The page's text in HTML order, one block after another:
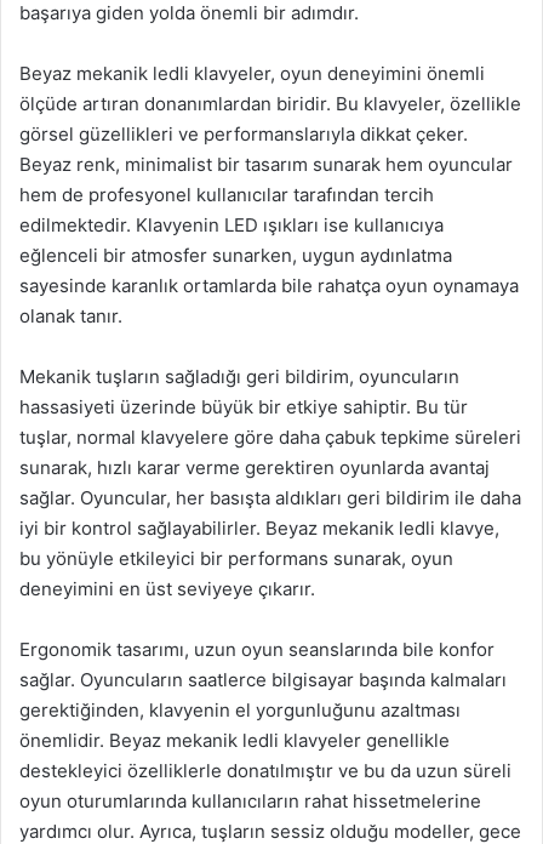
başarıya giden yolda önemli bir adımdır.
Beyaz mekanik ledli klavyeler, oyun deneyimini önemli
ölçüde artıran donanımlardan biridir. Bu klavyeler, özellikle
görsel güzellikleri ve performanslarıyla dikkat çeker.
Beyaz renk, minimalist bir tasarım sunarak hem oyuncular
hem de profesyonel kullanıcılar tarafından tercih
edilmektedir. Klavyenin LED ışıkları ise kullanıcıya
eğlenceli bir atmosfer sunarken, uygun aydınlatma
sayesinde karanlık ortamlarda bile rahatça oyun oynamaya
olanak tanır.
Mekanik tuşların sağladığı geri bildirim, oyuncuların
hassasiyeti üzerinde büyük bir etkiye sahiptir. Bu tür
tuşlar, normal klavyelere göre daha çabuk tepkime süreleri
sunarak, hızlı karar verme gerektiren oyunlarda avantaj
sağlar. Oyuncular, her basışta aldıkları geri bildirim ile daha
iyi bir kontrol sağlayabilirler. Beyaz mekanik ledli klavye,
bu yönüyle etkileyici bir performans sunarak, oyun
deneyimini en üst seviyeye çıkarır.
Ergonomik tasarımı, uzun oyun seanslarında bile konfor
sağlar. Oyuncuların saatlerce bilgisayar başında kalmaları
gerektiğinden, klavyenin el yorgunluğunu azaltması
önemlidir. Beyaz mekanik ledli klavyeler genellikle
destekleyici özelliklerle donatılmıştır ve bu da uzun süreli
oyun oturumlarında kullanıcıların rahat hissetmelerine
yardımcı olur. Ayrıca, tuşların sessiz olduğu modeller, gece